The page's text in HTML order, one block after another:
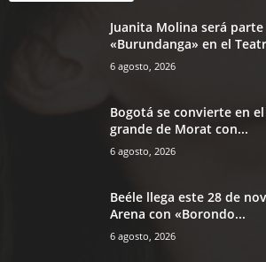
Juanita Molina será
«Burundanga» en el
6 agosto, 2026
Bogotá se convierte en
grande de Morat con...
6 agosto, 2026
Beéle llega este 28 de
Arena con «Borondo...
6 agosto, 2026